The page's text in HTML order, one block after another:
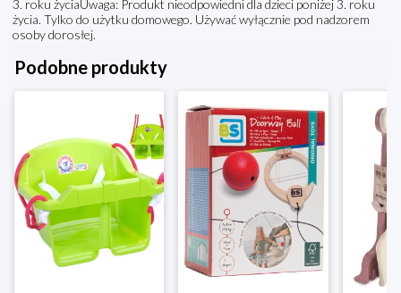
3. roku życiaUwaga: Produkt nieodpowiedni dla dzieci poniżej 3. roku
życia. Tylko do użytku domowego. Używać wyłącznie pod nadzorem
osoby dorosłej.
Podobne produkty